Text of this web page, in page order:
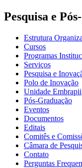
Pesquisa e
Estrutura
Cursos
Programas
Serviços
Pesquisa e
Polo de Inovação
Unidade Embrapii
Pós-Graduação
Eventos
Documentos
Editais
Comitês e
Câmara de
Contato
Perguntas